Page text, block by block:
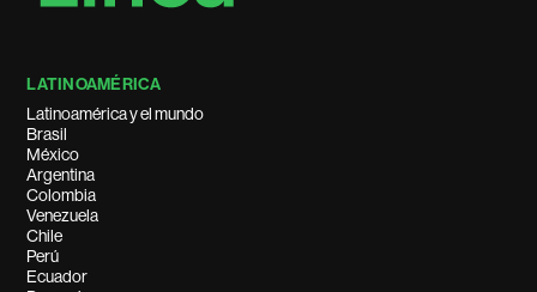
LATINOAMÉRICA
Latinoamérica y el mundo
Brasil
México
Argentina
Colombia
Venezuela
Chile
Perú
Ecuador